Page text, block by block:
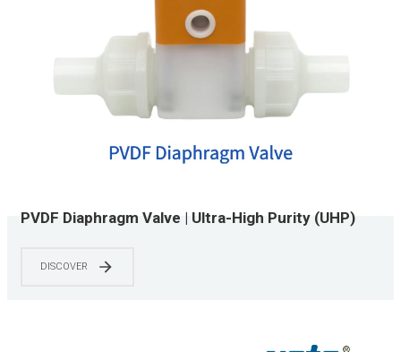
PVDF Diaphragm Valve | Ultra-High Purity (UHP)
Semiconductor Applications
DISCOVER